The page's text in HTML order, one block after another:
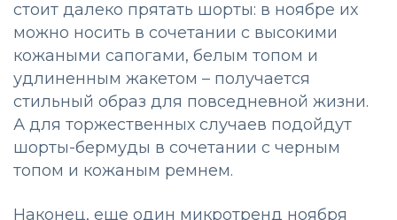
стоит далеко прятать шорты: в ноябре их
можно носить в сочетании с высокими
кожаными сапогами, белым топом и
удлиненным жакетом – получается
стильный образ для повседневной жизни.
А для торжественных случаев подойдут
шорты-бермуды в сочетании с черным
топом и кожаным ремнем.
Наконец, еще один микротренд ноября